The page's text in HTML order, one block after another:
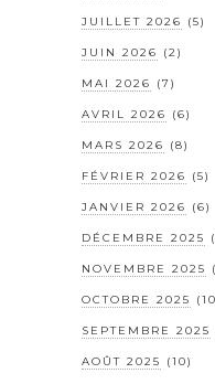
JUILLET 2026 (5)
JUIN 2026 (2)
MAI 2026 (7)
AVRIL 2026 (6)
MARS 2026 (8)
FÉVRIER 2026 (5)
JANVIER 2026 (6)
DÉCEMBRE 2025
NOVEMBRE 2025
OCTOBRE 2025
SEPTEMBRE 2025
AOÛT 2025 (10)